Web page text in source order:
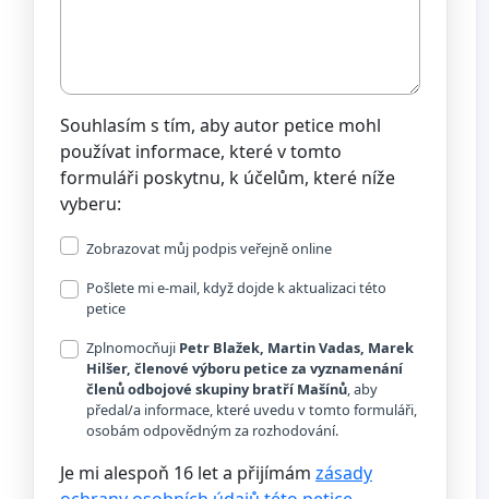
Souhlasím s tím, aby autor petice mohl
používat informace, které v tomto
formuláři poskytnu, k účelům, které níže
vyberu:
Zobrazovat můj podpis veřejně online
Pošlete mi e-mail, když dojde k aktualizaci této
petice
Zplnomocňuji Petr Blažek, Martin Vadas, Marek
Hilšer, členové výboru petice za vyznamenání
členů odbojové skupiny bratří Mašínů, aby
předal/a informace, které uvedu v tomto formuláři,
osobám odpovědným za rozhodování.
Je mi alespoň 16 let a přijímám zásady